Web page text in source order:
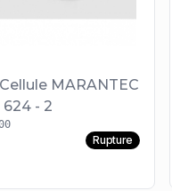
MARANTEC
624 - 2
Rupture